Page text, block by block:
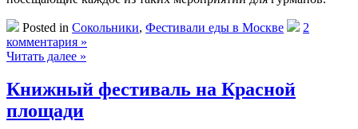
Posted in Сокольники, Фестивали еды в Москве
2
комментария »
Читать далее »
Книжный фестиваль на Красной
площади